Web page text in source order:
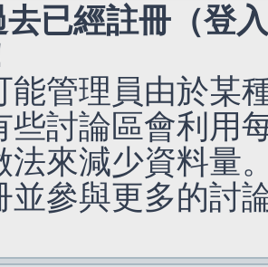
去已經註冊（登
能管理員由於某
些討論區會利用
法來減少資料量
並參與更多的討